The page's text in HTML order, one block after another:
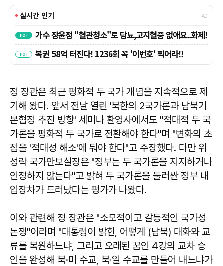
정 장관은 최근 평화적 두 국가 개념을 지속적으로 제
기해 왔다. 앞서 전날 열린 '북한의 2국가론과 남북기
본협정 추진 방향' 세미나 환영사에서도 "적대적 두 국
가론을 평화적 두 국가로 전환해야 한다"며 "변화의 초
점을 '적대성 해소'에 둬야 한다"고 주장했다. 다만 위
성락 국가안보실장은 "정부는 두 국가론을 지지하거나
인정하지 않는다"고 밝혀 두 국가론을 둘러싼 정부 내
입장차가 드러났다는 평가가 나왔다.
이와 관련해 정 장관은 "소모적이고 갈등적인 국가성
논쟁"이라며 "대통령이 밝힌, 어떻게 (남북) 대화와 교
류를 복원하느냐, 그리고 오래된 꿈인 4강의 교차 승
인을 완성해 북·미 수교, 북·일 수교를 만들어 내느냐가